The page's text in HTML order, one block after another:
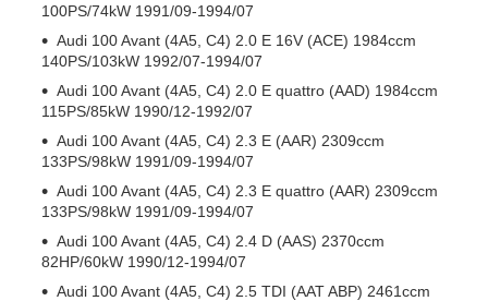
100PS/74kW 1991/09-1994/07
Audi 100 Avant (4A5, C4) 2.0 E 16V (ACE) 1984ccm
140PS/103kW 1992/07-1994/07
Audi 100 Avant (4A5, C4) 2.0 E quattro (AAD) 1984ccm
115PS/85kW 1990/12-1992/07
Audi 100 Avant (4A5, C4) 2.3 E (AAR) 2309ccm
133PS/98kW 1991/09-1994/07
Audi 100 Avant (4A5, C4) 2.3 E quattro (AAR) 2309ccm
133PS/98kW 1991/09-1994/07
Audi 100 Avant (4A5, C4) 2.4 D (AAS) 2370ccm
82HP/60kW 1990/12-1994/07
Audi 100 Avant (4A5, C4) 2.5 TDI (AAT ABP) 2461ccm